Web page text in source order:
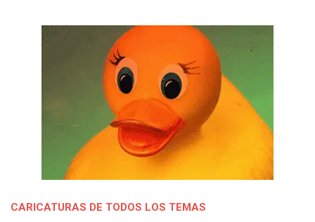
CARICATURAS DE TODOS LOS TEMAS